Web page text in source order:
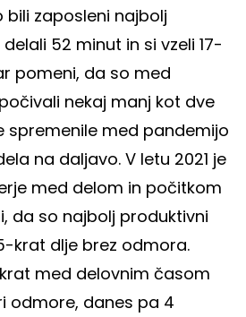
bili zaposleni najbolj
52 minut in si vzeli 17-
pomeni, da so med
nekaj manj kot dve
spremenile med pandemijo
na daljavo. V letu 2021 je
med delom in počitkom
da so najbolj produktivni
krat dlje brez odmora.
med delovnim časom
odmore, danes pa 4